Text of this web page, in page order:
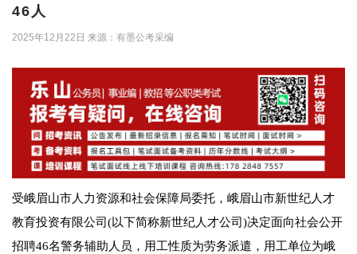
46人
2025年12月22日 来源：有墨公考采编
受峨眉山市人力资源和社会保障局委托，峨眉山市新世纪人才
教育投资有限公司(以下简称新世纪人才公司)决定面向社会公开
招聘46名警务辅助人员，用工性质为劳务派遣，用工单位为峨